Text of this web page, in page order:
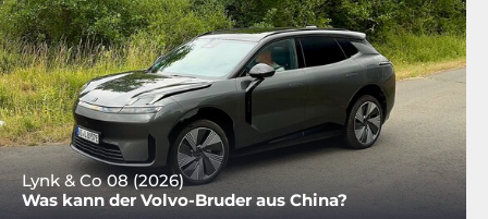
Lynk & Co 08 (2026)
Was kann der Volvo-Bruder aus China?